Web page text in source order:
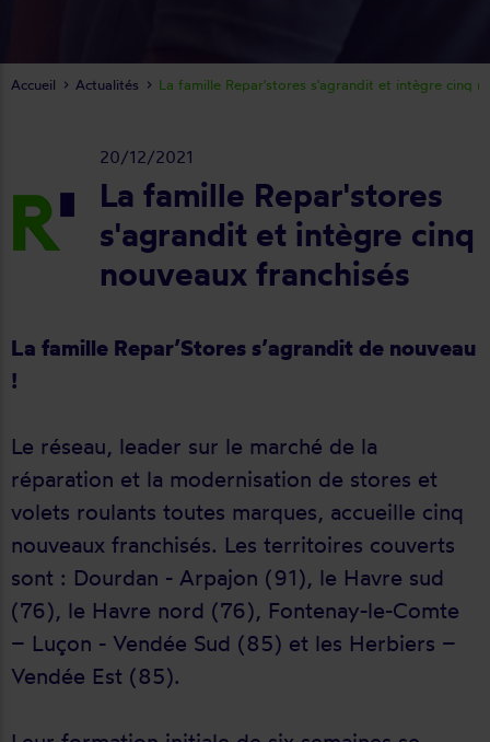
20/12/2021
La famille Repar'stores
s'agrandit et intègre cinq
nouveaux franchisés
La famille Repar’Stores s’agrandit de nouveau
!
Le réseau, leader sur le marché de la
réparation et la modernisation de stores et
volets roulants toutes marques, accueille cinq
nouveaux franchisés. Les territoires couverts
sont : Dourdan - Arpajon (91), le Havre sud
(76), le Havre nord (76), Fontenay-le-Comte
– Luçon - Vendée Sud (85) et les Herbiers –
Vendée Est (85).
Accueil Actualités La famille Repar'stores s'agrandit et intègre cinq